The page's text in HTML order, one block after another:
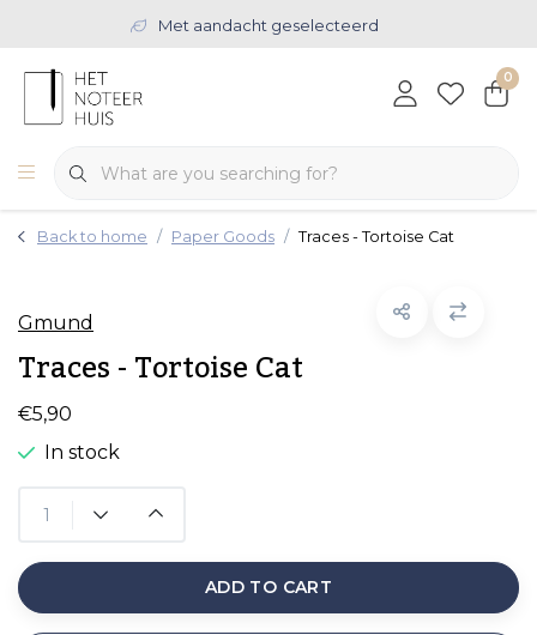
Met aandacht geselecteerd
0
Back to home Paper Goods Traces - Tortoise Cat
Gmund
Traces - Tortoise Cat
€5,90
In stock
ADD TO CART